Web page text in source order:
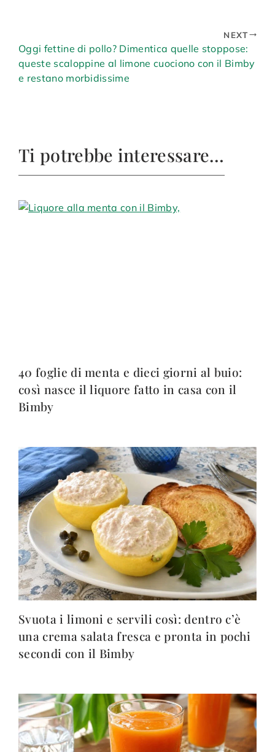
NEXT
Oggi fettine di pollo? Dimentica quelle stoppose:
queste scaloppine al limone cuociono con il Bimby
e restano morbidissime
Ti potrebbe interessare…
40 foglie di menta e dieci giorni al buio:
così nasce il liquore fatto in casa con il
Bimby
Svuota i limoni e servili così: dentro c’è
una crema salata fresca e pronta in pochi
secondi con il Bimby